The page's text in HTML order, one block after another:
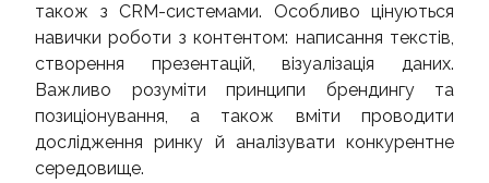
також з CRM-системами. Особливо цінуються
навички роботи з контентом: написання текстів,
створення презентацій, візуалізація даних.
Важливо розуміти принципи брендингу та
позиціонування, а також вміти проводити
дослідження ринку й аналізувати конкурентне
середовище.